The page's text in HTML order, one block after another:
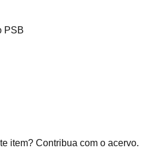
PSB
item? Contribua com o acervo.